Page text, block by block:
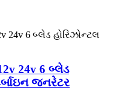
24v 6 બ્લેડ
જનરેટર